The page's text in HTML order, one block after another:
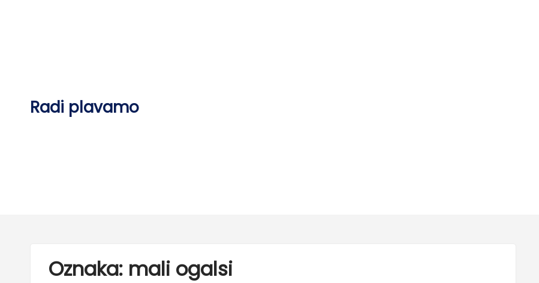
Radi plavamo
Oznaka: mali ogalsi